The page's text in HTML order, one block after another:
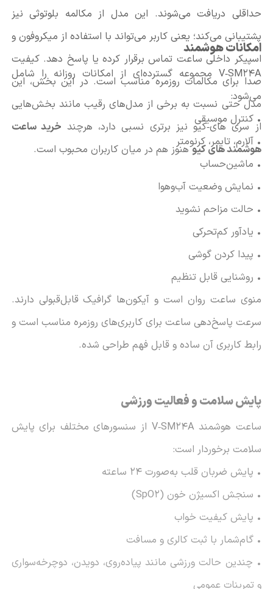
حداقلی دریافت می‌شوند. این مدل از مکالمه بلوتوثی نیز
پشتیبانی می‌کند؛ یعنی کاربر می‌تواند با استفاده از میکروفون و
اسپیکر داخلی ساعت تماس برقرار کرده یا پاسخ دهد. کیفیت
صدا برای مکالمات روزمره مناسب است. در این بخش، این
مدل حتی نسبت به برخی از مدل‌های رقیب مانند بخش‌هایی
از سری های‑کیو نیز برتری نسبی دارد، هرچند خرید ساعت
هوشمند های کیوهنوز هم در میان کاربران محبوب است.
امکانات هوشمند
V‑SM24A مجموعه گسترده‌ای از امکانات روزانه را شامل
می‌شود:
• کنترل موسیقی
• آلارم، تایمر، کرنومتر
• ماشین‌حساب
• نمایش وضعیت آب‌وهوا
• حالت مزاحم نشوید
• یادآور کم‌تحرکی
• پیدا کردن گوشی
• روشنایی قابل تنظیم
منوی ساعت روان است و آیکون‌ها گرافیک قابل‌قبولی دارند.
سرعت پاسخ‌دهی ساعت برای کاربری‌های روزمره مناسب است و
رابط کاربری آن ساده و قابل فهم طراحی شده.
پایش سلامت و فعالیت ورزشی
ساعت هوشمند V‑SM24A از سنسورهای مختلف برای پایش
سلامت برخوردار است:
• پایش ضربان قلب به‌صورت 24 ساعته
• سنجش اکسیژن خون (SpO2)
• پایش کیفیت خواب
• گام‌شمار با ثبت کالری و مسافت
• چندین حالت ورزشی مانند پیاده‌روی، دویدن، دوچرخه‌سواری
و تمرینات عمومی